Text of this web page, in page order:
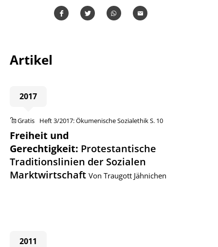
Artikel
2017
Gratis Heft 3/2017: Ökumenische SozialethikS. 10
Freiheit und
Gerechtigkeit: Protestantische
Traditionslinien der Sozialen
Marktwirtschaft Von Traugott Jähnichen
2011